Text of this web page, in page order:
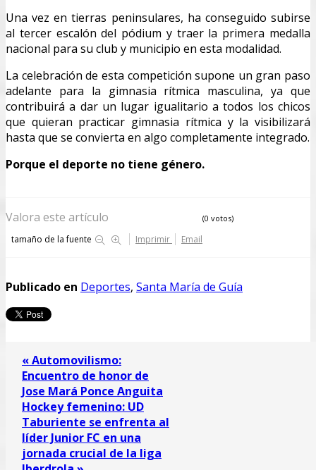
Una vez en tierras peninsulares, ha conseguido subirse
al tercer escalón del pódium y traer la primera medalla
nacional para su club y municipio en esta modalidad.
La celebración de esta competición supone un gran paso
adelante para la gimnasia rítmica masculina, ya que
contribuirá a dar un lugar igualitario a todos los chicos
que quieran practicar gimnasia rítmica y la visibilizará
hasta que se convierta en algo completamente integrado.
Porque el deporte no tiene género.
Valora este artículo (0 votos)
tamaño de la fuente Imprimir Email
Publicado en Deportes, Santa María de Guía
« Automovilismo:
Encuentro de honor de
Jose Mará Ponce Anguita
Hockey femenino: UD
Taburiente se enfrenta al
líder Junior FC en una
jornada crucial de la liga